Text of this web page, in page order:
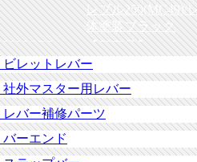
レブル250(MC49)/
体塗装ブラック
2026/07/24
【新商品】レブル
アタックバーハン
2026/04/04
【新商品】U-
Z900RS/Z900RS
2026/03/26
【新商品】U-
2026/03/12
【新商品】U-
ビレットレバー
社外マスター用レバー
レバー補修パーツ
バーエンド